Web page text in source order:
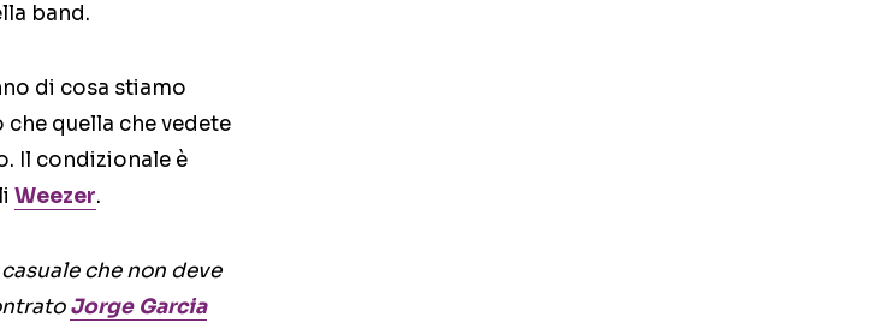
band.
di cosa stiamo
che quella che vedete
Il condizionale è
Weezer.
che non deve
Jorge Garcia